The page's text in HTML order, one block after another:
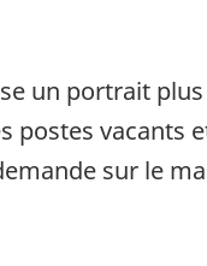
un portrait
vacants
sur le